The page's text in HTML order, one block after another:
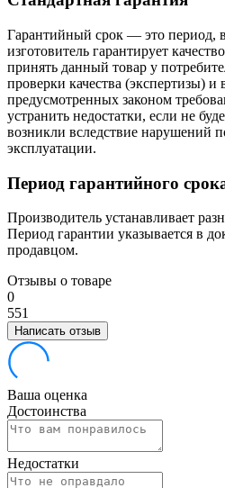
Гарантийный срок — это период,
изготовитель гарантирует
принять данный товар у
проверки качества (экспертизы)
предусмотренных законом
устранить недостатки, если не
возникли вследствие нарушений
эксплуатации.
Период гарантийного
Производитель устанавливает
Период гарантии указывается в
продавцом.
Отзывы о товаре
0
551
Написать отзыв
Ваша оценка
Достоинства
Недостатки